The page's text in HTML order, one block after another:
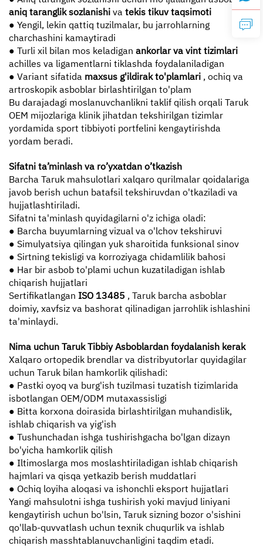
aniq taranglik sozlanishi va tekis tikuv taqsimoti
● Yengil, lekin qattiq tuzilmalar, bu jarrohlarning
charchashini kamaytiradi
● Turli xil bilan mos keladigan ankorlar va vint tizimlari
achilles va ligamentlarni tiklashda foydalaniladigan
● Variant sifatida maxsus g'ildirak to'plamlari , ochiq va
artroskopik asboblar birlashtirilgan to'plam
Bu darajadagi moslanuvchanlikni taklif qilish orqali Taruk
OEM mijozlariga klinik jihatdan tekshirilgan tizimlar
yordamida sport tibbiyoti portfelini kengaytirishda
yordam beradi.
Sifatni ta’minlash va ro’yxatdan o’tkazish
Barcha Taruk mahsulotlari xalqaro qurilmalar qoidalariga
javob berish uchun batafsil tekshiruvdan o'tkaziladi va
hujjatlashtiriladi.
Sifatni ta'minlash quyidagilarni o'z ichiga oladi:
● Barcha buyumlarning vizual va o'lchov tekshiruvi
● Simulyatsiya qilingan yuk sharoitida funksional sinov
● Sirtning tekisligi va korroziyaga chidamlilik bahosi
● Har bir asbob to'plami uchun kuzatiladigan ishlab
chiqarish hujjatlari
Sertifikatlangan ISO 13485 , Taruk barcha asboblar
doimiy, xavfsiz va bashorat qilinadigan jarrohlik ishlashini
ta'minlaydi.
Nima uchun Taruk Tibbiy Asboblardan foydalanish kerak
Xalqaro ortopedik brendlar va distribyutorlar quyidagilar
uchun Taruk bilan hamkorlik qilishadi:
● Pastki oyoq va burg'ish tuzilmasi tuzatish tizimlarida
isbotlangan OEM/ODM mutaxassisligi
● Bitta korxona doirasida birlashtirilgan muhandislik,
ishlab chiqarish va yig'ish
● Tushunchadan ishga tushirishgacha bo'lgan dizayn
bo'yicha hamkorlik qilish
● Iltimoslarga mos moslashtiriladigan ishlab chiqarish
hajmlari va qisqa yetkazib berish muddatlari
● Ochiq loyiha aloqasi va ishonchli eksport hujjatlari
Yangi mahsulotni ishga tushirish yoki mavjud liniyani
kengaytirish uchun bo'lsin, Taruk sizning bozor o'sishini
qo'llab-quvvatlash uchun texnik chuqurlik va ishlab
chiqarish masshtablanuvchanligini taqdim etadi.